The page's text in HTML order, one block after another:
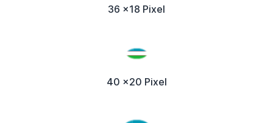
36 x18 Pixel
40 x20 Pixel